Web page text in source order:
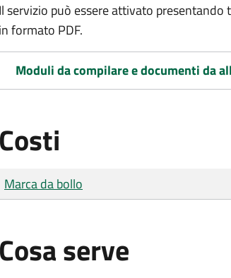
Il servizio può essere attivato
in formato PDF.
Moduli da compilare e documenti da
Costi
Tipo di pagamento
Importo
Marca da bollo
Cosa serve